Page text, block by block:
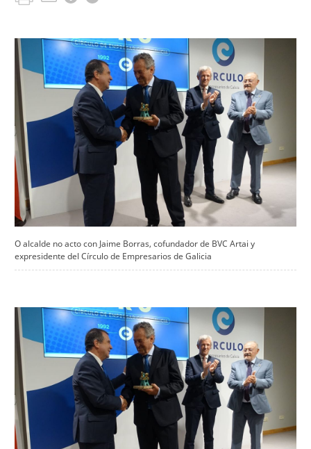
O alcalde no acto con Jaime Borras, cofundador de BVC Artai y
expresidente del Círculo de Empresarios de Galicia